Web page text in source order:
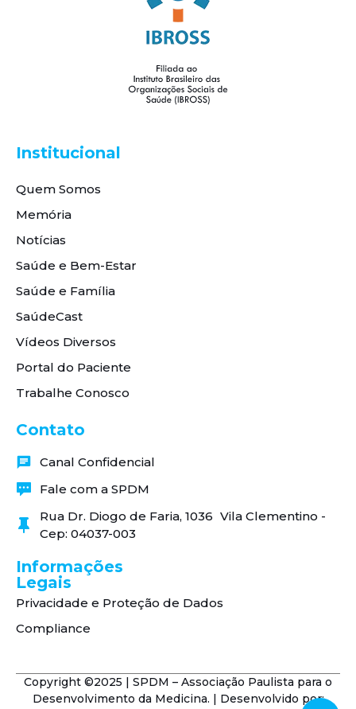
Institucional
Quem Somos
Memória
Notícias
Saúde e Bem-Estar
Saúde e Família
SaúdeCast
Vídeos Diversos
Portal do Paciente
Trabalhe Conosco
Contato
Canal Confidencial
Fale com a SPDM
Rua Dr. Diogo de Faria, 1036 Vila Clementino -
Cep: 04037-003
Informações
Legais
Privacidade e Proteção de Dados
Compliance
Copyright ©2025 | SPDM – Associação Paulista para o
Desenvolvimento da Medicina. | Desenvolvido por: